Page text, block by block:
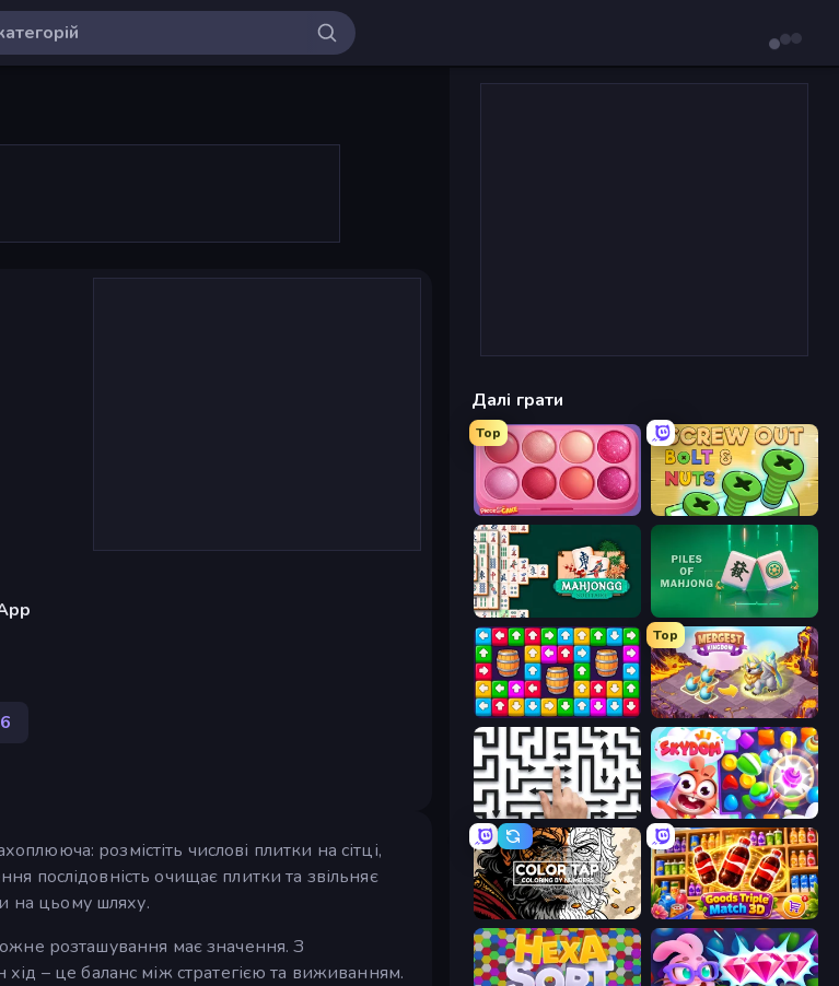
розмістіть числові плитки на сітці,
послідовність очищає плитки та звільняє
на цьому шляху.
розташування має значення. З
– це баланс між стратегією та виживанням.
Далі грати
Top
Piece of Cake: Merge and Bake Screw Out: Bolts and Nuts
Mahjongg Solitaire Piles of Mahjong
Tap Away Story
Top
Mergest Kingdom
Arrow Escape: Puzzle Skydom
Color Tap: Coloring by Numbers Goods Triple Match 3D